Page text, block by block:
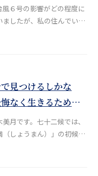
、美輪さんはすでに80
６号の影響がどの程度に
ましたが、私の住んでいる
くなく、ほっと一安心し
年は奈良オフィスとオン
付けていましたが、現在は
再開しています。さて、
四柱推命を知っていて救
本当に良かった」と思っ
で見つけるしかな
なく生きるために
いること
月です。七十二候では、
（しょうまん）」の初候に
かいこおきてくわをは